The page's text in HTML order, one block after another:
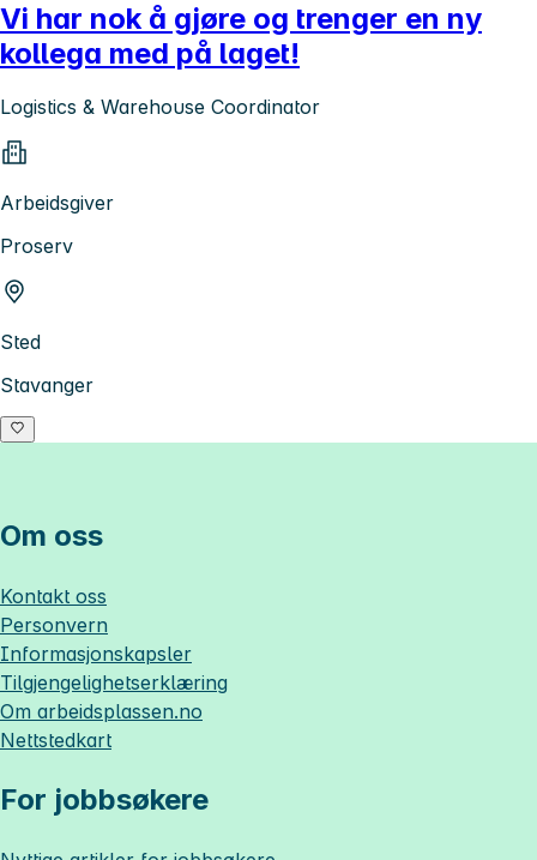
Vi har nok å gjøre og trenger en ny
kollega med på laget!
Logistics & Warehouse Coordinator
Arbeidsgiver
Proserv
Sted
Stavanger
Om oss
Kontakt oss
Personvern
Informasjonskapsler
Tilgjengelighetserklæring
Om arbeidsplassen.no
Nettstedkart
For jobbsøkere